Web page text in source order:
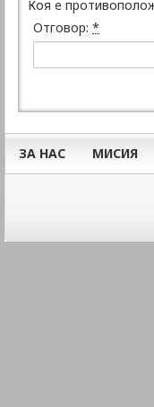
Коя е
Отговор: *
ЗА НАС МИСИЯ